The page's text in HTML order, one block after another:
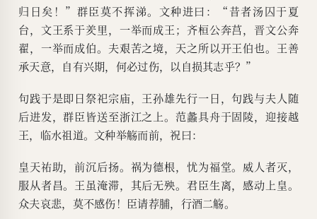
归日矣！”群臣莫不挥涕。文种进曰：“昔者汤囚于夏
台，文王系于羑里，一举而成王；齐桓公奔莒，晋文公奔
翟，一举而成伯。夫艰苦之境，天之所以开王伯也。王善
承天意，自有兴期，何必过伤，以自损其志乎？”
句践于是即日祭祀宗庙，王孙雄先行一日，句践与夫人随
后进发，群臣皆送至浙江之上。范蠡具舟于固陵，迎接越
王，临水祖道。文种举觞而前，祝曰：
皇天祐助，前沉后扬。祸为德根，忧为福堂。威人者灭，
服从者昌。王虽淹滞，其后无殃。君臣生离，感动上皇。
众夫哀悲，莫不感伤！臣请荐脯，行酒二觞。